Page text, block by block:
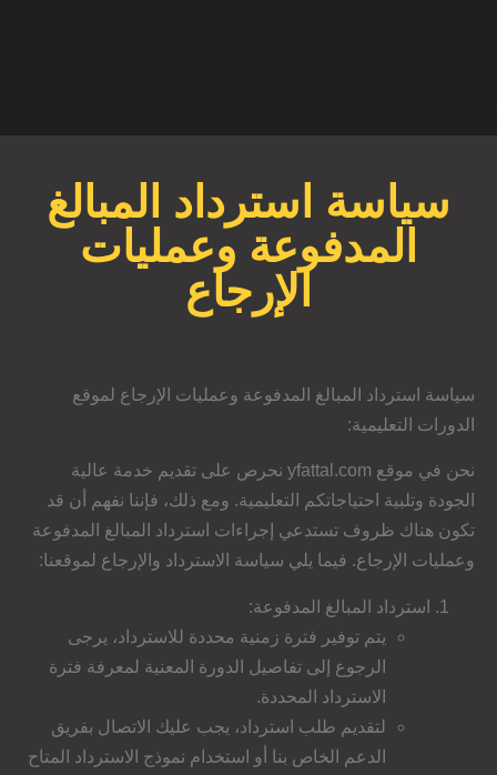
سياسة استرداد المبالغ
المدفوعة وعمليات
الإرجاع
سياسة استرداد المبالغ المدفوعة وعمليات الإرجاع لموقع
الدورات التعليمية:
نحن في موقع yfattal.com نحرص على تقديم خدمة عالية
الجودة وتلبية احتياجاتكم التعليمية. ومع ذلك، فإننا نفهم أن قد
تكون هناك ظروف تستدعي إجراءات استرداد المبالغ المدفوعة
وعمليات الإرجاع. فيما يلي سياسة الاسترداد والإرجاع لموقعنا:
استرداد المبالغ المدفوعة:
يتم توفير فترة زمنية محددة للاسترداد، يرجى
الرجوع إلى تفاصيل الدورة المعنية لمعرفة فترة
الاسترداد المحددة.
لتقديم طلب استرداد، يجب عليك الاتصال بفريق
الدعم الخاص بنا أو استخدام نموذج الاسترداد المتاح